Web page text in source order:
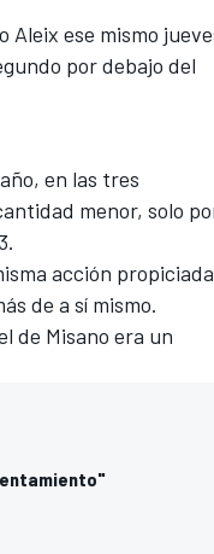
Aleix ese mismo
por debajo del
en las tres
menor, solo
acción propiciada
de a sí mismo.
de Misano era un